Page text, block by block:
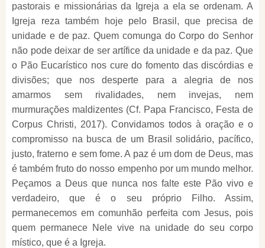
pastorais e missionárias da Igreja a ela se ordenam. A
Igreja reza também hoje pelo Brasil, que precisa de
unidade e de paz. Quem comunga do Corpo do Senhor
não pode deixar de ser artífice da unidade e da paz. Que
o Pão Eucarístico nos cure do fomento das discórdias e
divisões; que nos desperte para a alegria de nos
amarmos sem rivalidades, nem invejas, nem
murmurações maldizentes (Cf. Papa Francisco, Festa de
Corpus Christi, 2017). Convidamos todos à oração e o
compromisso na busca de um Brasil solidário, pacífico,
justo, fraterno e sem fome. A paz é um dom de Deus, mas
é também fruto do nosso empenho por um mundo melhor.
Peçamos a Deus que nunca nos falte este Pão vivo e
verdadeiro, que é o seu próprio Filho. Assim,
permanecemos em comunhão perfeita com Jesus, pois
quem permanece Nele vive na unidade do seu corpo
místico, que é a Igreja.